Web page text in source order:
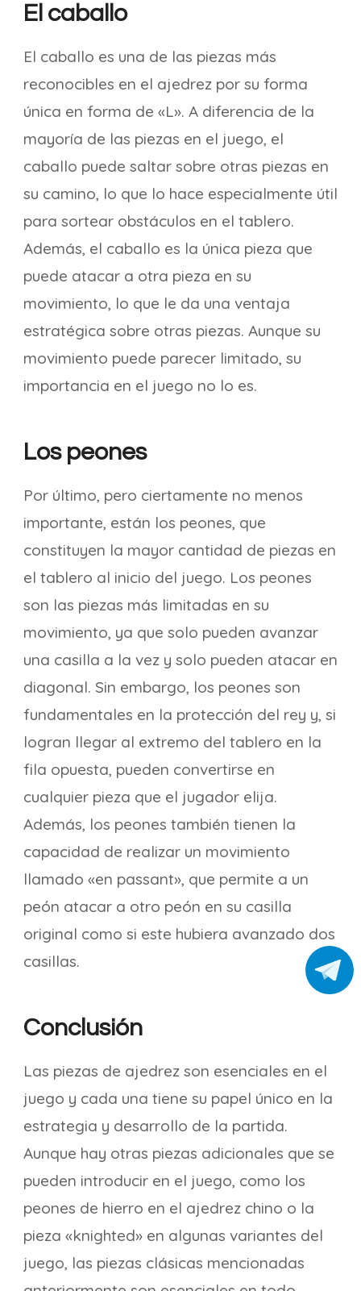
El caballo
El caballo es una de las piezas más
reconocibles en el ajedrez por su forma
única en forma de «L». A diferencia de la
mayoría de las piezas en el juego, el
caballo puede saltar sobre otras piezas en
su camino, lo que lo hace especialmente útil
para sortear obstáculos en el tablero.
Además, el caballo es la única pieza que
puede atacar a otra pieza en su
movimiento, lo que le da una ventaja
estratégica sobre otras piezas. Aunque su
movimiento puede parecer limitado, su
importancia en el juego no lo es.
Los peones
Por último, pero ciertamente no menos
importante, están los peones, que
constituyen la mayor cantidad de piezas en
el tablero al inicio del juego. Los peones
son las piezas más limitadas en su
movimiento, ya que solo pueden avanzar
una casilla a la vez y solo pueden atacar en
diagonal. Sin embargo, los peones son
fundamentales en la protección del rey y, si
logran llegar al extremo del tablero en la
fila opuesta, pueden convertirse en
cualquier pieza que el jugador elija.
Además, los peones también tienen la
capacidad de realizar un movimiento
llamado «en passant», que permite a un
peón atacar a otro peón en su casilla
original como si este hubiera avanzado dos
casillas.
Conclusión
Las piezas de ajedrez son esenciales en el
juego y cada una tiene su papel único en la
estrategia y desarrollo de la partida.
Aunque hay otras piezas adicionales que se
pueden introducir en el juego, como los
peones de hierro en el ajedrez chino o la
pieza «knighted» en algunas variantes del
juego, las piezas clásicas mencionadas